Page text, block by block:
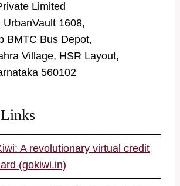
Limited
UrbanVault 1608,
BMTC Bus Depot,
Village, HSR Layout,
560102
A revolutionary virtual credit
(gokiwi.in)